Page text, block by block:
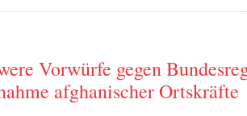
Vorwürfe gegen
afghanischer Ortskräfte